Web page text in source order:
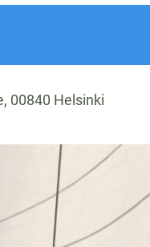
00840 Helsinki